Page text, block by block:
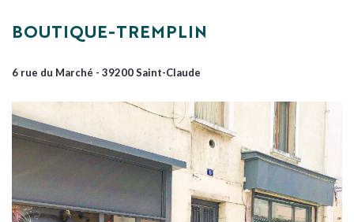
BOUTIQUE-TREMPLIN
6 rue du Marché - 39200 Saint-Claude